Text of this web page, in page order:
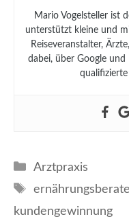
Mario Vogelsteller ist
unterstützt kleine und
Reiseveranstalter,
dabei, über Google
Kategorien
Arztpraxis
Schlagwörter
kundengewinnung